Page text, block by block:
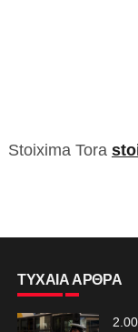
Stoixima Tora
ΤΥΧΑΙΑ ΑΡΘΡΑ